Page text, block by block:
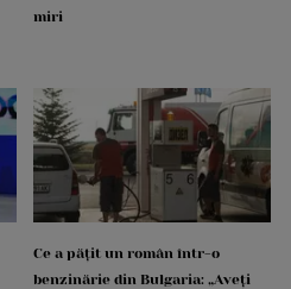
miri
Ce a pățit un român într-o
benzinărie din Bulgaria: „Aveți